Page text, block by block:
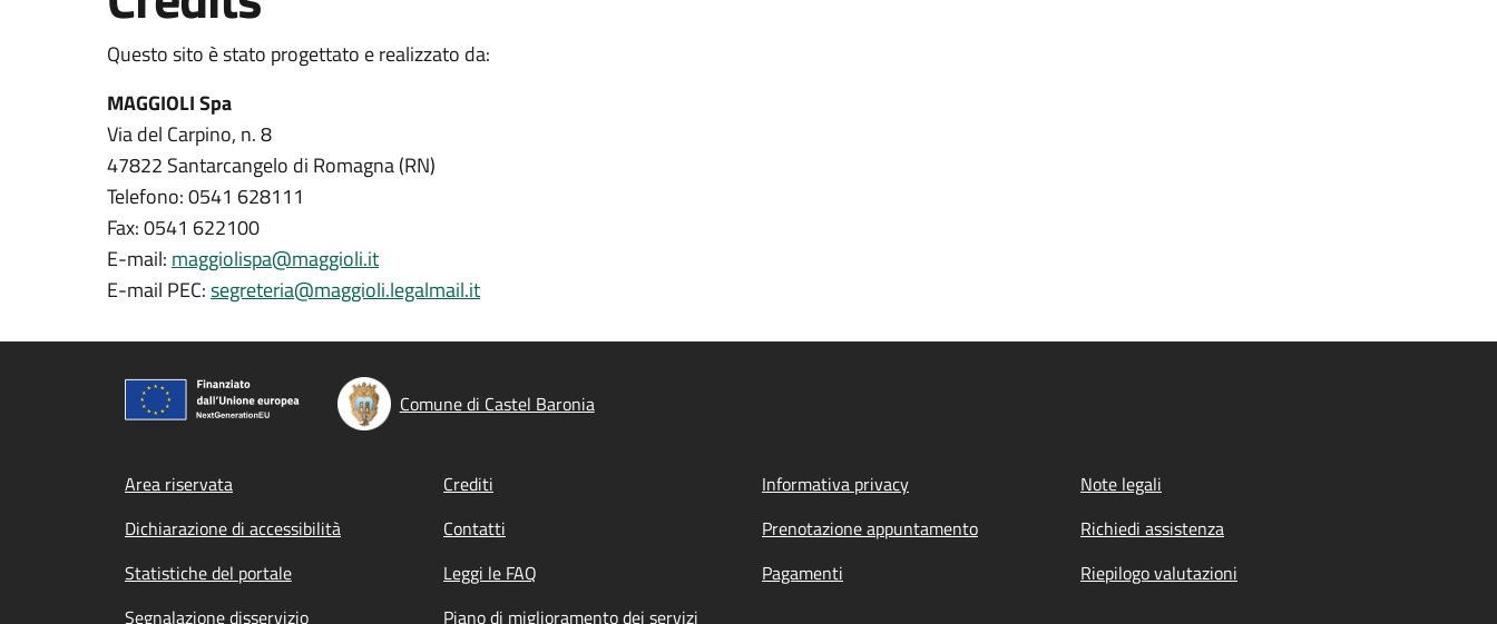
Questo sito è stato progettato e realizzato da:
MAGGIOLI Spa
Via del Carpino, n. 8
47822 Santarcangelo di Romagna (RN)
Telefono: 0541 628111
Fax: 0541 622100
E-mail: maggiolispa@maggioli.it
E-mail PEC:segreteria@maggioli.legalmail.it
Comune di Castel Baronia
Footer menu
Area riservata Crediti Informativa privacy
Note legali
Dichiarazione di accessibilità
Contatti Prenotazione appuntamento
Richiedi assistenza
Statistiche del portale
Leggi le FAQ Pagamenti
Riepilogo valutazioni
Segnalazione disservizio
Piano di miglioramento dei servizi